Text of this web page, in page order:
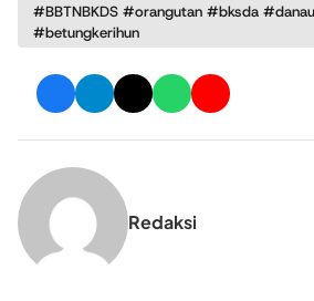
#BBTNBKDS #orangutan #bksda
#betungkerihun
Redaksi